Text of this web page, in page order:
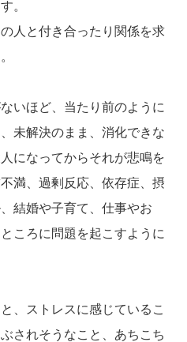
。
人と付き合ったり関係を求
いほど、当たり前のように
未解決のまま、消化できな
になってからそれが悲鳴を
満、過剰反応、依存症、摂
結婚や子育て、仕事やお
ころに問題を起こすように
、ストレスに感じているこ
されそうなこと、あちこち